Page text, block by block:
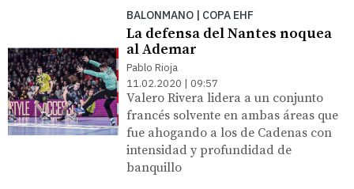
BALONMANO | COPA EHF
La defensa del Nantes noquea
al Ademar
Pablo Rioja
11.02.2020 | 09:57
Valero Rivera lidera a un conjunto
francés solvente en ambas áreas que
fue ahogando a los de Cadenas con
intensidad y profundidad de
banquillo